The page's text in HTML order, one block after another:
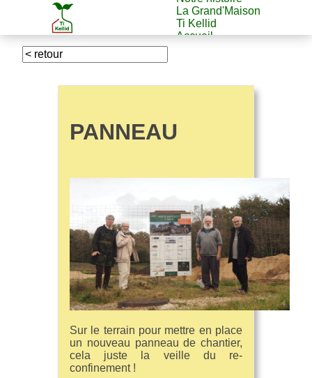
La Grand'Maison
Ti Kellid
Accueil
PANNEAU
Sur le terrain pour mettre en place
un nouveau panneau de chantier,
cela juste la veille du re-
confinement !